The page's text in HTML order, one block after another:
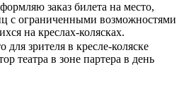
заказ билета на место,
с ограниченными возможностями
на креслах-колясках.
для зрителя в кресле-коляске
театра в зоне партера в день